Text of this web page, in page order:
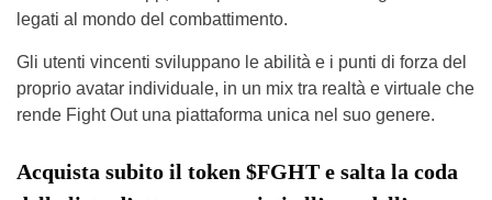
legati al mondo del combattimento.
Gli utenti vincenti sviluppano le abilità e i punti di forza del
proprio avatar individuale, in un mix tra realtà e virtuale che
rende Fight Out una piattaforma unica nel suo genere.
Acquista subito il token $FGHT e salta la coda